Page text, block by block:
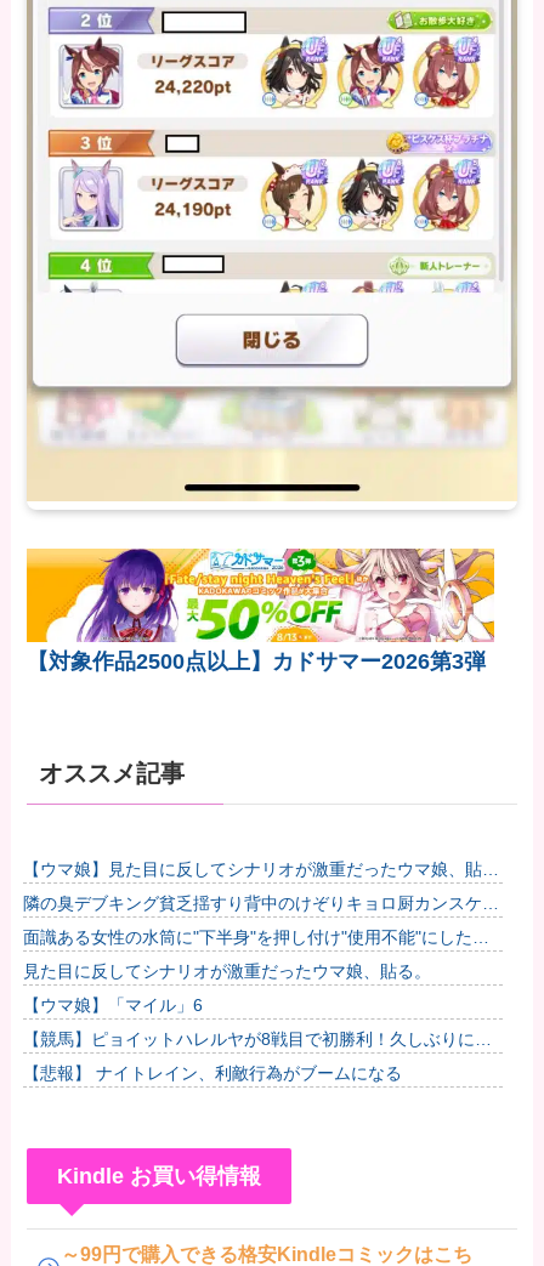
【対象作品2500点以上】カドサマー2026第3弾
オススメ記事
【ウマ娘】見た目に反してシナリオが激重だったウマ娘、貼
る。他
隣の臭デブキング貧乏揺すり背中のけぞりキョロ厨カンスケデ
ブがウザすぎて心が折れそう…他
面識ある女性の水筒に"下半身"を押し付け"使用不能"にした疑
い 66歳男を「器物損壊」容疑で逮捕 札幌市 # つ...
見た目に反してシナリオが激重だったウマ娘、貼る。
【ウマ娘】「マイル」6
【競馬】ピョイットハレルヤが8戦目で初勝利！久しぶりにウ
マ娘ネーム馬が勝利
【悲報】 ナイトレイン、利敵行為がブームになる
Kindle お買い得情報
～99円で購入できる格安Kindleコミックはこち